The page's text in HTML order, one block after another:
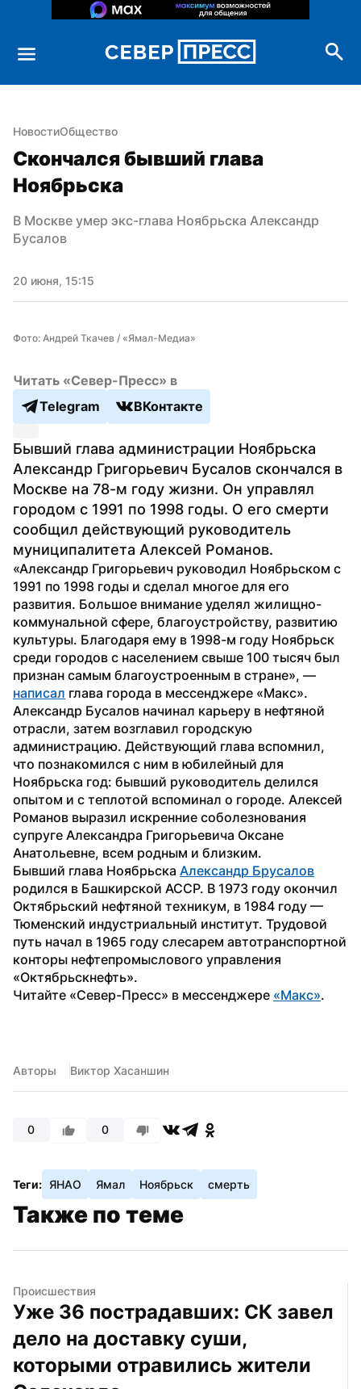
НовостиОбщество
Скончался бывший глава
Ноябрьска
В Москве умер экс-глава Ноябрьска Александр
Бусалов
20 июня, 15:15
Фото: Андрей Ткачев / «Ямал-Медиа»
Читать «Север-Пресс» в
Telegram
ВКонтакте
Бывший глава администрации Ноябрьска
Александр Григорьевич Бусалов скончался в
Москве на 78-м году жизни. Он управлял
городом с 1991 по 1998 годы. О его смерти
сообщил действующий руководитель
муниципалитета Алексей Романов.
«Александр Григорьевич руководил Ноябрьском с
1991 по 1998 годы и сделал многое для его
развития. Большое внимание уделял жилищно-
коммунальной сфере, благоустройству, развитию
культуры. Благодаря ему в 1998-м году Ноябрьск
среди городов с населением свыше 100 тысяч был
написал глава города в мессенджере «Макс».
Александр Бусалов начинал карьеру в нефтяной
отрасли, затем возглавил городскую
администрацию. Действующий глава вспомнил,
что познакомился с ним в юбилейный для
Ноябрьска год: бывший руководитель делился
опытом и с теплотой вспоминал о городе. Алексей
Романов выразил искренние соболезнования
супруге Александра Григорьевича Оксане
Анатольевне, всем родным и близким.
Бывший глава Ноябрьска Александр Брусалов
родился в Башкирской АССР. В 1973 году окончил
Октябрьский нефтяной техникум, в 1984 году —
Тюменский индустриальный институт. Трудовой
путь начал в 1965 году слесарем автотранспортной
конторы нефтепромыслового управления
«Октябрьскнефть».
Читайте «Север-Пресс» в мессенджере «Макс».
Авторы Виктор Хасаншин
0 0
Теги: ЯНАО Ямал Ноябрьск смерть
Также по теме
Происшествия
Уже 36 пострадавших: СК завел
дело на доставку суши,
которыми отравились жители